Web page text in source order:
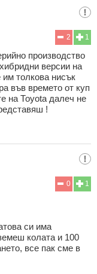
1
2
производство
версии на
толкова нисък
във времето от куп
на Тоyota далеч не
!
1
0
си има
колата и 100
все пак сме в